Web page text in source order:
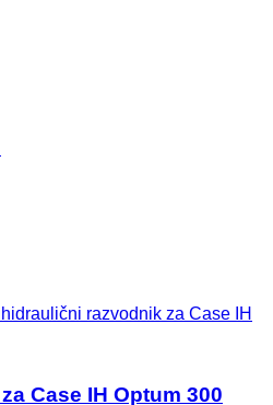
hidraulični razvodnik za Case IH
Case IH Optum 300